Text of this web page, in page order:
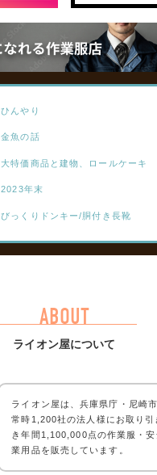
ひんやり
金魚の話
大特価商品と建物、ロールケーキ
2023年末
びっくりドンキー/胴付き長靴
ABOUT
ライオン屋について
ライオン屋は、兵庫県庁・尼崎
常時1,200社の法人様にお取り引
き年間1,100,000点の作業服・安
業用品を販売しています。